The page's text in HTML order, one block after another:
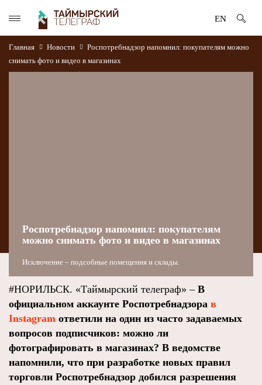
EN
Главная Новости
Роспотребнадзор напомнил: покупателям можно
снимать фото и видео в магазинах
Роспотребнадзор напомнил: покупателям
можно снимать фото и видео в магазинах
Исключение – подсобные помещения и склады.
#НОРИЛЬСК. «Таймырский телеграф» – В
официальном аккаунте Роспотребнадзора в
Instagram ответили на один из часто задаваемых
вопросов подписчиков: можно ли
фотографировать в магазинах? В ведомстве
напомнили, что при разработке новых правил
торговли Роспотребнадзор добился разрешения